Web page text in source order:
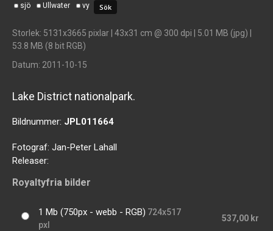
sjö
Ullwater vy
Storlek: 5131x3665 pixlar | 43x31 cm @ 300 dpi | 5.01 MB (jpg) |
53.8 MB (8 bit RGB)
Datum: 2011-10-15
Lake District nationalpark.
Bildnummer: JPL011664
Fotograf: Jan-Peter Lahall
Releaser:
Royaltyfria bilder
1 Mb (750px - webb - RGB) 724x517
pxl
537,00 kr